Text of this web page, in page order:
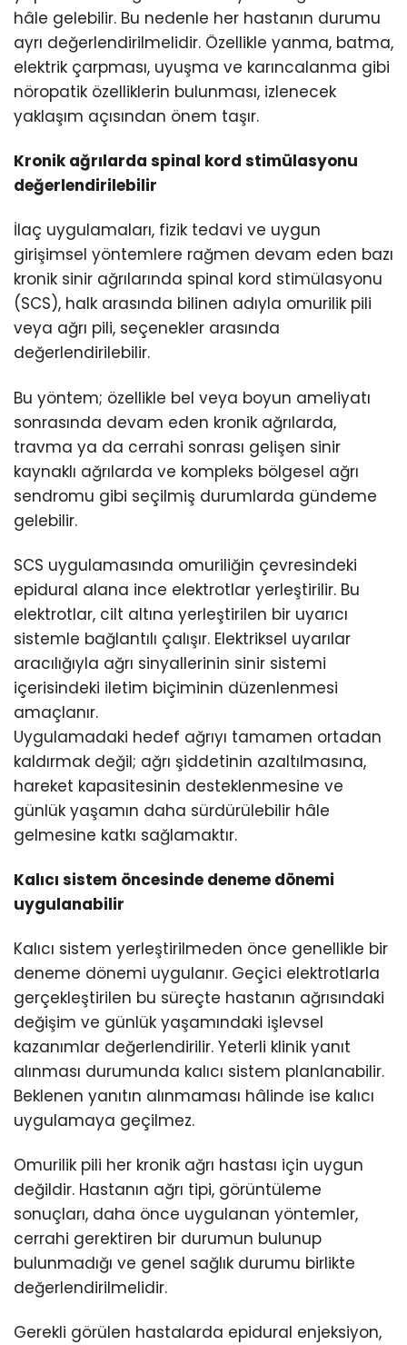
hâle gelebilir. Bu nedenle her hastanın durumu
ayrı değerlendirilmelidir. Özellikle yanma, batma,
elektrik çarpması, uyuşma ve karıncalanma gibi
nöropatik özelliklerin bulunması, izlenecek
yaklaşım açısından önem taşır.
Kronik ağrılarda spinal kord stimülasyonu
değerlendirilebilir
İlaç uygulamaları, fizik tedavi ve uygun
girişimsel yöntemlere rağmen devam eden bazı
kronik sinir ağrılarında spinal kord stimülasyonu
(SCS), halk arasında bilinen adıyla omurilik pili
veya ağrı pili, seçenekler arasında
değerlendirilebilir.
Bu yöntem; özellikle bel veya boyun ameliyatı
sonrasında devam eden kronik ağrılarda,
travma ya da cerrahi sonrası gelişen sinir
kaynaklı ağrılarda ve kompleks bölgesel ağrı
sendromu gibi seçilmiş durumlarda gündeme
gelebilir.
SCS uygulamasında omuriliğin çevresindeki
epidural alana ince elektrotlar yerleştirilir. Bu
elektrotlar, cilt altına yerleştirilen bir uyarıcı
sistemle bağlantılı çalışır. Elektriksel uyarılar
aracılığıyla ağrı sinyallerinin sinir sistemi
içerisindeki iletim biçiminin düzenlenmesi
amaçlanır.
Uygulamadaki hedef ağrıyı tamamen ortadan
kaldırmak değil; ağrı şiddetinin azaltılmasına,
hareket kapasitesinin desteklenmesine ve
günlük yaşamın daha sürdürülebilir hâle
gelmesine katkı sağlamaktır.
Kalıcı sistem öncesinde deneme dönemi
uygulanabilir
Kalıcı sistem yerleştirilmeden önce genellikle bir
deneme dönemi uygulanır. Geçici elektrotlarla
gerçekleştirilen bu süreçte hastanın ağrısındaki
değişim ve günlük yaşamındaki işlevsel
kazanımlar değerlendirilir. Yeterli klinik yanıt
alınması durumunda kalıcı sistem planlanabilir.
Beklenen yanıtın alınmaması hâlinde ise kalıcı
uygulamaya geçilmez.
Omurilik pili her kronik ağrı hastası için uygun
değildir. Hastanın ağrı tipi, görüntüleme
sonuçları, daha önce uygulanan yöntemler,
cerrahi gerektiren bir durumun bulunup
bulunmadığı ve genel sağlık durumu birlikte
değerlendirilmelidir.
Gerekli görülen hastalarda epidural enjeksiyon,